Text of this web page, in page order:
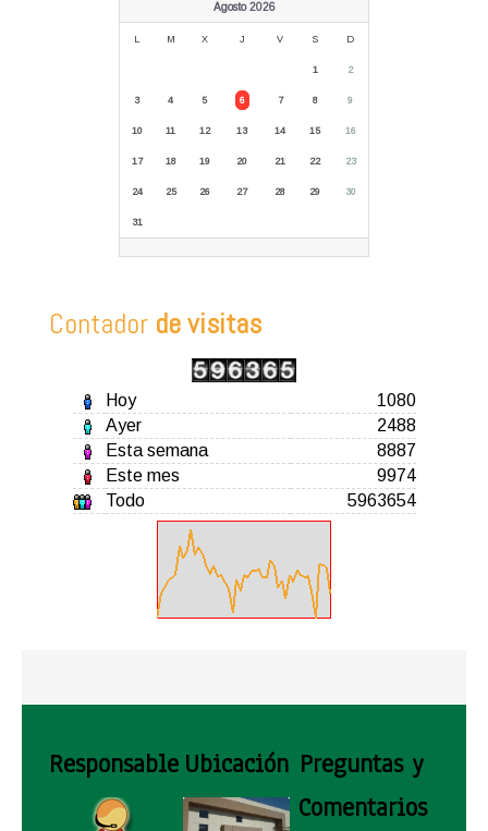
Agosto 2026
L M X J V S D
1 2
3 4 5 6 7 8 9
10 11 12 13 14 15 16
17 18 19 20 21 22 23
24 25 26 27 28 29 30
31
Contador de visitas
Hoy
1080
Ayer
2488
Esta semana
8887
Este mes
9974
Todo
5963654
Responsable Ubicación Preguntas y
Comentarios